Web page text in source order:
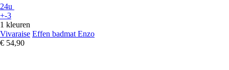
24u
+-3
1 kleuren
Vivaraise Effen badmat Enzo
€ 54,90